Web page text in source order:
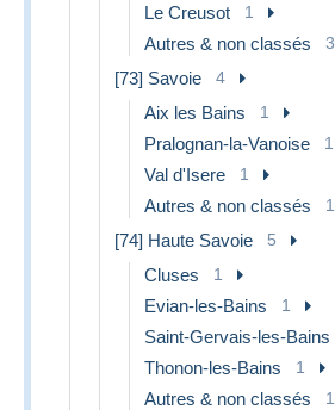
Le Creusot 1
Autres & non classés 3
[73] Savoie 4
Aix les Bains 1
Pralognan-la-Vanoise 1
Val d'Isere 1
Autres & non classés 1
[74] Haute Savoie 5
Cluses 1
Evian-les-Bains 1
Saint-Gervais-les-Bains
Thonon-les-Bains 1
Autres & non classés 1